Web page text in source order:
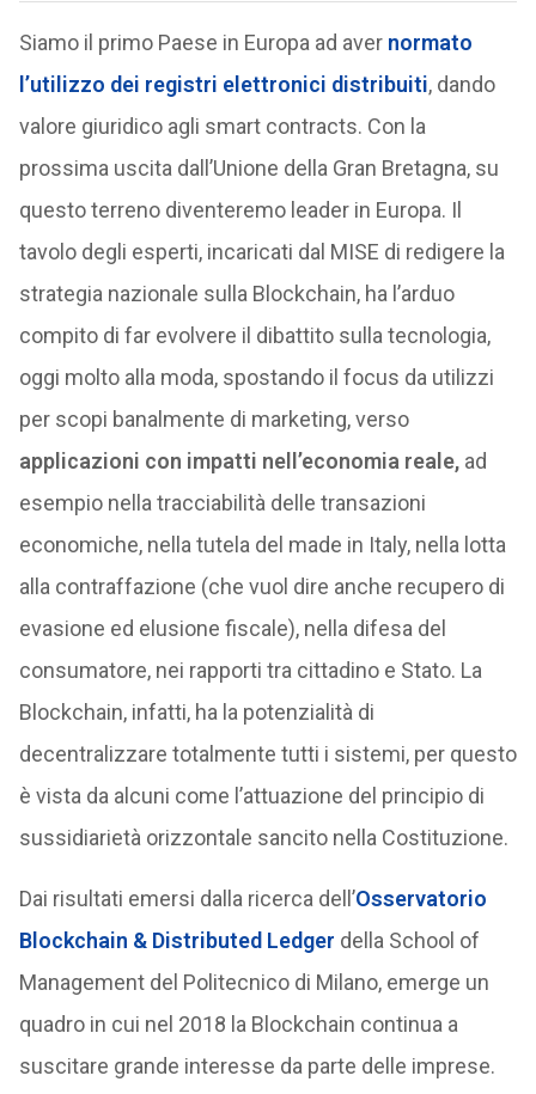
Siamo il primo Paese in Europa ad aver normato
l’utilizzo dei registri elettronici distribuiti, dando
valore giuridico agli smart contracts. Con la
prossima uscita dall’Unione della Gran Bretagna, su
questo terreno diventeremo leader in Europa. Il
tavolo degli esperti, incaricati dal MISE di redigere la
strategia nazionale sulla Blockchain, ha l’arduo
compito di far evolvere il dibattito sulla tecnologia,
oggi molto alla moda, spostando il focus da utilizzi
per scopi banalmente di marketing, verso
applicazioni con impatti nell’economia reale,ad
esempio nella tracciabilità delle transazioni
economiche, nella tutela del made in Italy, nella lotta
alla contraffazione (che vuol dire anche recupero di
evasione ed elusione fiscale), nella difesa del
consumatore, nei rapporti tra cittadino e Stato. La
Blockchain, infatti, ha la potenzialità di
decentralizzare totalmente tutti i sistemi, per questo
è vista da alcuni come l’attuazione del principio di
sussidiarietà orizzontale sancito nella Costituzione.
Dai risultati emersi dalla ricerca dell’Osservatorio
Blockchain & Distributed Ledger della School of
Management del Politecnico di Milano, emerge un
quadro in cui nel 2018 la Blockchain continua a
suscitare grande interesse da parte delle imprese.